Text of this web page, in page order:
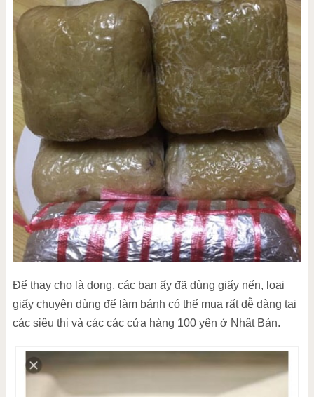
Để thay cho là dong, các bạn ấy đã dùng giấy nến, loại
giấy chuyên dùng để làm bánh có thể mua rất dễ dàng tại
các siêu thị và các các cửa hàng 100 yên ở Nhật Bản.